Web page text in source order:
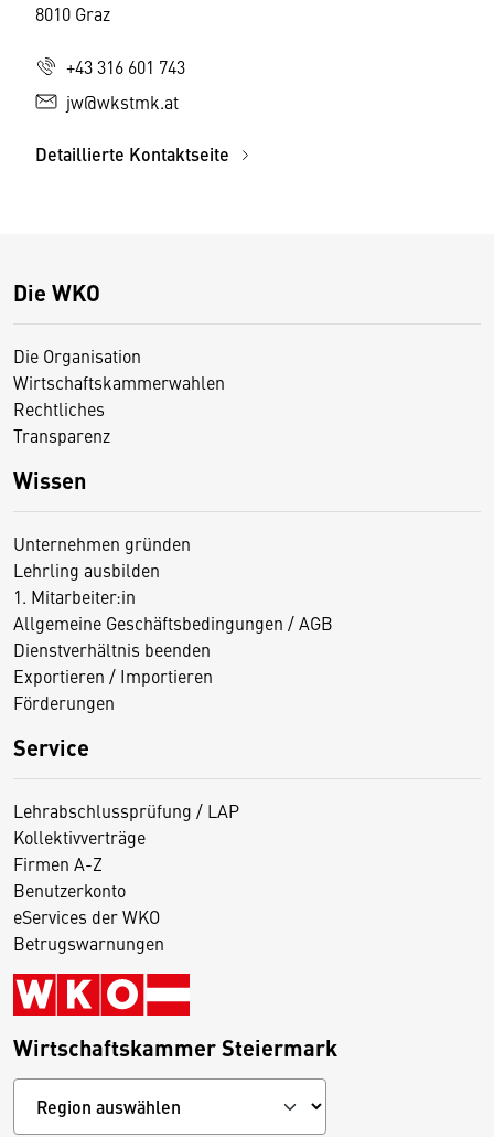
8010 Graz
+43 316 601 743
jw@wkstmk.at
Detaillierte Kontaktseite
Die WKO
Die Organisation
Wirtschaftskammerwahlen
Rechtliches
Transparenz
Wissen
Unternehmen gründen
Lehrling ausbilden
1. Mitarbeiter:in
Allgemeine Geschäftsbedingungen / AGB
Dienstverhältnis beenden
Exportieren / Importieren
Förderungen
Service
Lehrabschlussprüfung / LAP
Kollektivverträge
Firmen A-Z
Benutzerkonto
eServices der WKO
Betrugswarnungen
Wirtschaftskammer Steiermark